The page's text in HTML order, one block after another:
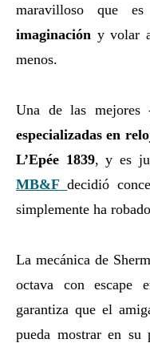
maravilloso que
imaginación y volar
menos.
Una de las mejores
especializadas en
L’Epée 1839, y es
MB&F decidió
simplemente ha
La mecánica de
octava con escape
garantiza que el
pueda mostrar en su